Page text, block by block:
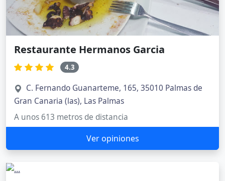
Restaurante Hermanos Garcia
4.3
C. Fernando Guanarteme, 165, 35010 Palmas de
Gran Canaria (las), Las Palmas
A unos 613 metros de distancia
Ver opiniones